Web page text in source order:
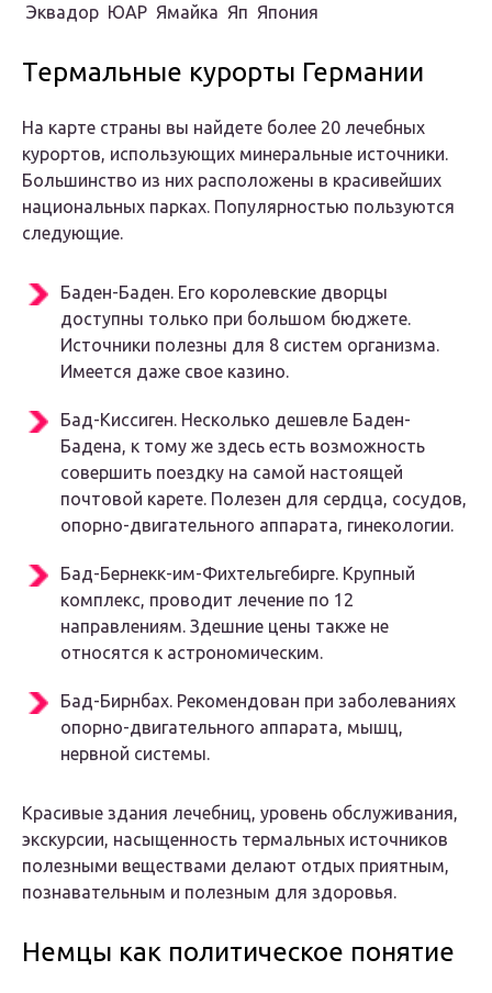
Эквадор ЮАР Ямайка Яп Япония
Термальные курорты Германии
На карте страны вы найдете более 20 лечебных
курортов, использующих минеральные источники.
Большинство из них расположены в красивейших
национальных парках. Популярностью пользуются
следующие.
Баден-Баден. Его королевские дворцы
доступны только при большом бюджете.
Источники полезны для 8 систем организма.
Имеется даже свое казино.
Бад-Киссиген. Несколько дешевле Баден-
Бадена, к тому же здесь есть возможность
совершить поездку на самой настоящей
почтовой карете. Полезен для сердца, сосудов,
опорно-двигательного аппарата, гинекологии.
Бад-Бернекк-им-Фихтельгебирге. Крупный
комплекс, проводит лечение по 12
направлениям. Здешние цены также не
относятся к астрономическим.
Бад-Бирнбах. Рекомендован при заболеваниях
опорно-двигательного аппарата, мышц,
нервной системы.
Красивые здания лечебниц, уровень обслуживания,
экскурсии, насыщенность термальных источников
полезными веществами делают отдых приятным,
познавательным и полезным для здоровья.
Немцы как политическое понятие